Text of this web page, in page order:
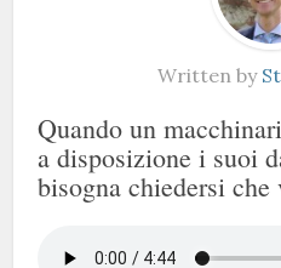
Written by
Quando un
a disposizione i suoi
bisogna chiedersi che